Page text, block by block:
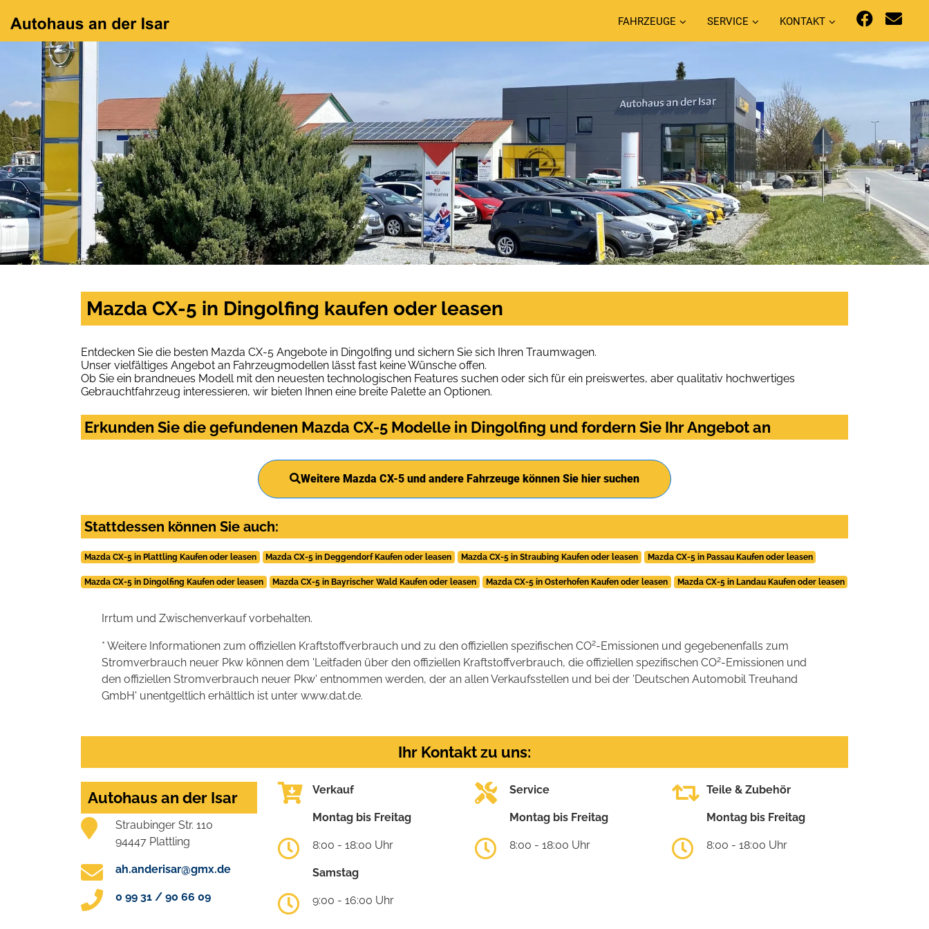
FAHRZEUGE SERVICE KONTAKT
Mazda CX-5 in Dingolfing kaufen oder leasen
Entdecken Sie die besten Mazda CX-5 Angebote in Dingolfing und sichern Sie sich Ihren Traumwagen.
Unser vielfältiges Angebot an Fahrzeugmodellen lässt fast keine Wünsche offen.
Ob Sie ein brandneues Modell mit den neuesten technologischen Features suchen oder sich für ein preiswertes, aber qualitativ hochwertiges
Gebrauchtfahrzeug interessieren, wir bieten Ihnen eine breite Palette an Optionen.
Erkunden Sie die gefundenen Mazda CX-5 Modelle in Dingolfing und fordern Sie Ihr Angebot an
Weitere Mazda CX-5 und andere Fahrzeuge können Sie hier suchen
Stattdessen können Sie auch:
Mazda CX-5 in Plattling Kaufen oder leasen Mazda CX-5 in Deggendorf Kaufen oder leasen Mazda CX-5 in Straubing Kaufen oder leasen Mazda CX-5 in Passau Kaufen oder leasen
Mazda CX-5 in Dingolfing Kaufen oder leasen Mazda CX-5 in Bayrischer Wald Kaufen oder leasen Mazda CX-5 in Osterhofen Kaufen oder leasen Mazda CX-5 in Landau Kaufen oder leasen
Irrtum und Zwischenverkauf vorbehalten.
* Weitere Informationen zum offiziellen Kraftstoffverbrauch und zu den offiziellen spezifischen CO2-Emissionen und gegebenenfalls zum
Stromverbrauch neuer Pkw können dem 'Leitfaden über den offiziellen Kraftstoffverbrauch, die offiziellen spezifischen CO2-Emissionen und
den offiziellen Stromverbrauch neuer Pkw' entnommen werden, der an allen Verkaufsstellen und bei der 'Deutschen Automobil Treuhand
GmbH' unentgeltlich erhältlich ist unter www.dat.de.
Ihr Kontakt zu uns:
Autohaus an der Isar
Straubinger Str. 110
94447 Plattling
ah.anderisar@gmx.de
0 99 31 / 90 66 09
Verkauf
Montag bis Freitag
8:00 - 18:00 Uhr
Samstag
9:00 - 16:00 Uhr
Service
Montag bis Freitag
8:00 - 18:00 Uhr
Teile & Zubehör
Montag bis Freitag
8:00 - 18:00 Uhr